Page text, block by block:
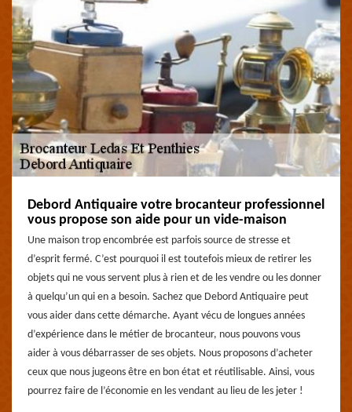
Debord Antiquaire votre brocanteur professionnel
vous propose son aide pour un vide-maison
Une maison trop encombrée est parfois source de stresse et
d’esprit fermé. C’est pourquoi il est toutefois mieux de retirer les
objets qui ne vous servent plus à rien et de les vendre ou les donner
à quelqu’un qui en a besoin. Sachez que Debord Antiquaire peut
vous aider dans cette démarche. Ayant vécu de longues années
d’expérience dans le métier de brocanteur, nous pouvons vous
aider à vous débarrasser de ses objets. Nous proposons d’acheter
ceux que nous jugeons être en bon état et réutilisable. Ainsi, vous
pourrez faire de l’économie en les vendant au lieu de les jeter !